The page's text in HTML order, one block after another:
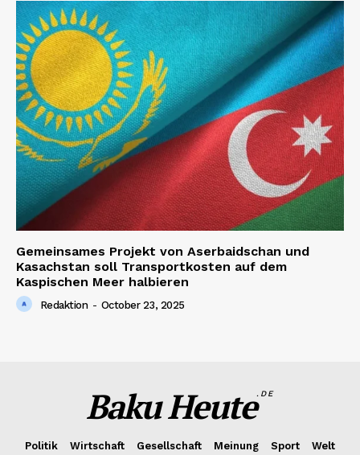
Gemeinsames Projekt von Aserbaidschan und
Kasachstan soll Transportkosten auf dem
Kaspischen Meer halbieren
Redaktion - October 23, 2025
Baku Heute.DE
Politik Wirtschaft Gesellschaft Meinung Sport Welt